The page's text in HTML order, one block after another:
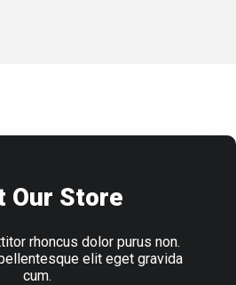
Our Store
rhoncus dolor purus non.
elit eget gravida
cum.